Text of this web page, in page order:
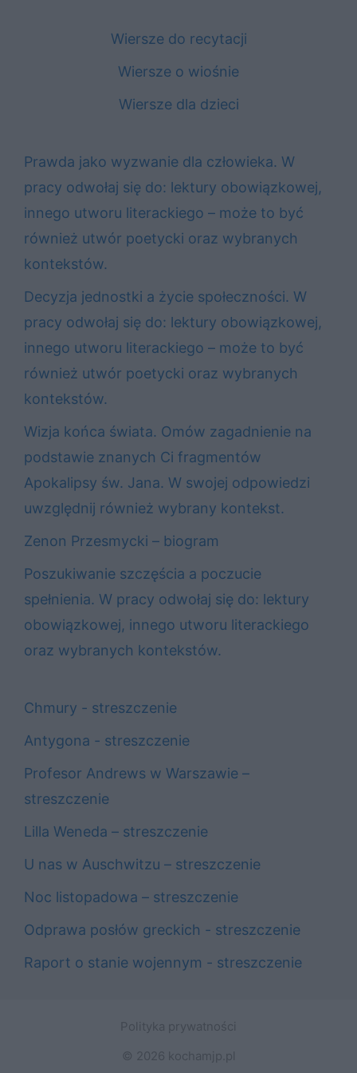
Wiersze do recytacji
Wiersze o wiośnie
Wiersze dla dzieci
Prawda jako wyzwanie dla człowieka. W
pracy odwołaj się do: lektury obowiązkowej,
innego utworu literackiego – może to być
również utwór poetycki oraz wybranych
kontekstów.
Decyzja jednostki a życie społeczności. W
pracy odwołaj się do: lektury obowiązkowej,
innego utworu literackiego – może to być
również utwór poetycki oraz wybranych
kontekstów.
Wizja końca świata. Omów zagadnienie na
podstawie znanych Ci fragmentów
Apokalipsy św. Jana. W swojej odpowiedzi
uwzględnij również wybrany kontekst.
Zenon Przesmycki – biogram
Poszukiwanie szczęścia a poczucie
spełnienia. W pracy odwołaj się do: lektury
obowiązkowej, innego utworu literackiego
oraz wybranych kontekstów.
Chmury - streszczenie
Antygona - streszczenie
Profesor Andrews w Warszawie –
streszczenie
Lilla Weneda – streszczenie
U nas w Auschwitzu – streszczenie
Noc listopadowa – streszczenie
Odprawa posłów greckich - streszczenie
Raport o stanie wojennym - streszczenie
Polityka prywatności
© 2026 kochamjp.pl